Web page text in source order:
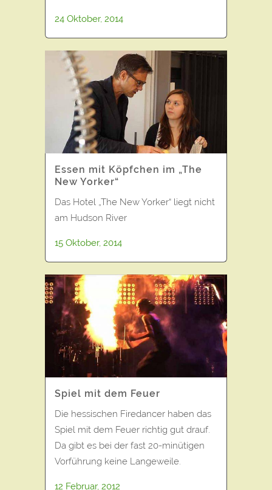
24 Oktober, 2014
Essen mit Köpfchen im „The
New Yorker“
Das Hotel „The New Yorker“ liegt nicht
am Hudson River
15 Oktober, 2014
Spiel mit dem Feuer
Die hessischen Firedancer haben das
Spiel mit dem Feuer richtig gut drauf.
Da gibt es bei der fast 20-minütigen
Vorführung keine Langeweile.
12 Februar, 2012